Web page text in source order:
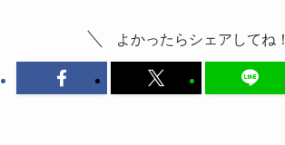
よかったらシェアしてね！